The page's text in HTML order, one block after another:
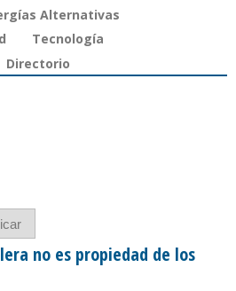
Alternativas
Tecnología
Directorio
no es propiedad de los